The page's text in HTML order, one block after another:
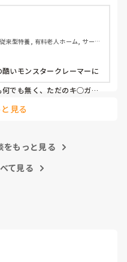
違っている考えだとは思
く必要があるのでしょう
をやりたくなくなると思
来型特養, 有料老人ホーム, サービ
いモンスタークレーマーに
でも無く、ただのキ○ガイ
、毅然とした態度や対応が
行きます。
に取っても働きやすい職場
見る
をもっと見る
て見る